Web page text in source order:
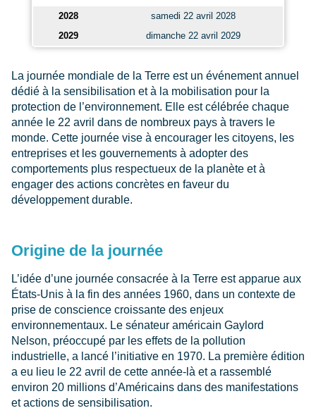
2028
samedi 22 avril 2028
2029
dimanche 22 avril 2029
La journée mondiale de la Terre est un événement annuel
dédié à la sensibilisation et à la mobilisation pour la
protection de l’environnement. Elle est célébrée chaque
année le 22 avril dans de nombreux pays à travers le
monde. Cette journée vise à encourager les citoyens, les
entreprises et les gouvernements à adopter des
comportements plus respectueux de la planète et à
engager des actions concrètes en faveur du
développement durable.
Origine de la journée
L’idée d’une journée consacrée à la Terre est apparue aux
États-Unis à la fin des années 1960, dans un contexte de
prise de conscience croissante des enjeux
environnementaux. Le sénateur américain Gaylord
Nelson, préoccupé par les effets de la pollution
industrielle, a lancé l’initiative en 1970. La première édition
a eu lieu le 22 avril de cette année-là et a rassemblé
environ 20 millions d’Américains dans des manifestations
et actions de sensibilisation.